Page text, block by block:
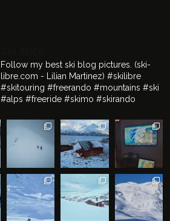
Follow my best ski blog pictures. (ski-
libre.com - Lilian Martinez) #skilibre
#skitouring #freerando #mountains #ski
#alps #freeride #skimo #skirando